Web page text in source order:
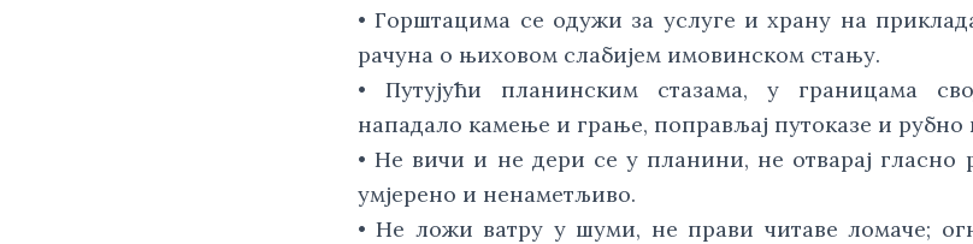
• Горштацима се одужи за услуге и храну на
рачуна о њиховом слабијем имовинском стању.
• Путујући планинским стазама, у границама
нападало камење и грање, поправљај путоказе и рубно
• Не вичи и не дери се у планини, не отварај гласно
умјерено и ненаметљиво.
• Не ложи ватру у шуми, не прави читаве ломаче;